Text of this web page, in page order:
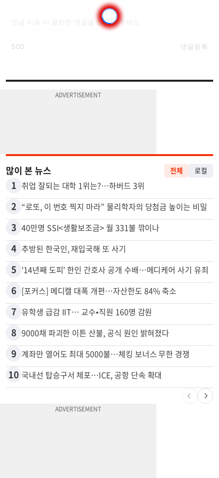
많이 본 뉴스 전체 로컬
1 취업 잘되는 대학 1위는?…하버드 3위
2 “로또, 이 번호 찍지 마라” 물리학자의 당첨금 높이는 비밀
3 40만명 SSI<생활보조금> 월 331불 깎이나
4 추방된 한국인, 재입국해 또 사기
5 '14년째 도피' 한인 간호사 공개 수배…메디케어 사기 유죄
6 [포커스] 메디캘 대폭 개편…자산한도 84% 축소
7 유학생 급감 IIT… 교수•직원 160명 감원
8 9000채 파괴한 이튼 산불, 공식 원인 밝혀졌다
9 계좌만 열어도 최대 5000불…체킹 보너스 무한 경쟁
10 국내선 탑승구서 체포…ICE, 공항 단속 확대